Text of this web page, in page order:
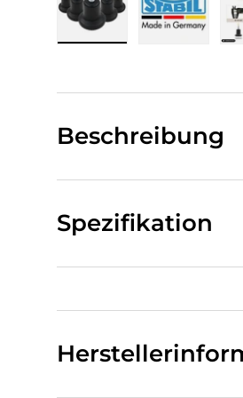
Beschreibung
Spezifikation